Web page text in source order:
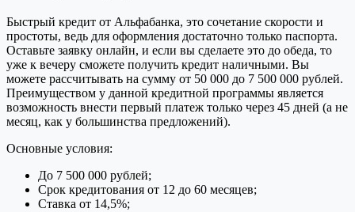
Быстрый кредит от Альфабанка, это сочетание скорости и
простоты, ведь для оформления достаточно только паспорта.
Оставьте заявку онлайн, и если вы сделаете это до обеда, то
уже к вечеру сможете получить кредит наличными. Вы
можете рассчитывать на сумму от 50 000 до 7 500 000 рублей.
Преимуществом у данной кредитной программы является
возможность внести первый платеж только через 45 дней (а не
месяц, как у большинства предложений).
Основные условия:
До 7 500 000 рублей;
Срок кредитования от 12 до 60 месяцев;
Ставка от 14,5%;